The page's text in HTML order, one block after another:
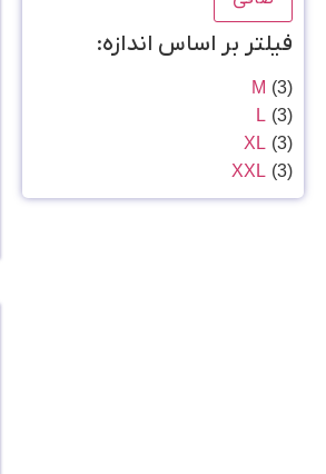
فیلتر بر اساس اندازه:
M (3)
L (3)
XL (3)
XXL (3)